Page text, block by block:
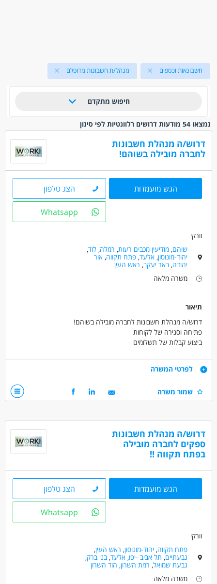
חשבונאות וכספים מנהל/ת חשבונות מדופלם
חיפוש מתקדם
נמצאו 54 מודעות דרושים רלוונטיות לפי סינון
דרוש/ה מנהלת חשבונות
לחברה מובילה בשוהם!
הגש מועמדות הצג טלפון
Whatsapp
וורקי
שוהם,מודיעין מכבים רעות, רמלה,לוד,
יהוד-מונוסון,אלעד,פתח תקווה,אור
יהודה,באר יעקב, ראש העין
משרה מלאה
תיאור
דרוש/ה מנהלת חשבונות לחברה מובילה בשוהם!
פתיחה וסגירה של לקוחות
ביצוע קבלות של תשלומים
שידור חשבוניות חיוב דרך מערכת סטורנקסט
דרישות
דרושים בתחום
חשבונאות וכספים - מנהל/ת חשבונות
חשבונאות וכספים - מנהל/ת חשבונות מדופלם
חשבונאות וכספים - מנהל/ת חשבונות ראשי
לפרטי המשרה
שמור משרה
דרוש/ה מנהלת חשבונות
ספקים לחברה מובילה
בפתח תקווה !!
הגש מועמדות הצג טלפון
Whatsapp
וורקי
פתח תקווה,יהוד-מונוסון, ראש העין,
גבעתיים, תל אביב -יפו,אלעד,בני ברק,
גבעת שמואל, רמת השרון, הוד השרון
משרה מלאה